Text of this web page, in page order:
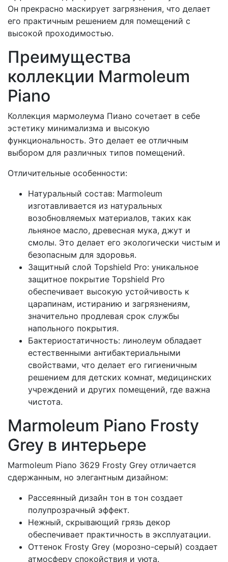
Он прекрасно маскирует загрязнения, что делает
его практичным решением для помещений с
высокой проходимостью.
Преимущества
коллекции Marmoleum
Piano
Коллекция мармолеума Пиано сочетает в себе
эстетику минимализма и высокую
функциональность. Это делает ее отличным
выбором для различных типов помещений.
Отличительные особенности:
Натуральный состав: Marmoleum
изготавливается из натуральных
возобновляемых материалов, таких как
льняное масло, древесная мука, джут и
смолы. Это делает его экологически чистым и
безопасным для здоровья.
Защитный слой Topshield Pro: уникальное
защитное покрытие Topshield Pro
обеспечивает высокую устойчивость к
царапинам, истиранию и загрязнениям,
значительно продлевая срок службы
напольного покрытия.
Бактериостатичность: линолеум обладает
естественными антибактериальными
свойствами, что делает его гигиеничным
решением для детских комнат, медицинских
учреждений и других помещений, где важна
чистота.
Marmoleum Piano Frosty
Grey в интерьере
Marmoleum Piano 3629 Frosty Grey отличается
сдержанным, но элегантным дизайном:
Рассеянный дизайн тон в тон создает
полупрозрачный эффект.
Нежный, скрывающий грязь декор
обеспечивает практичность в эксплуатации.
Оттенок Frosty Grey (морозно-серый) создает
атмосферу спокойствия и уюта.